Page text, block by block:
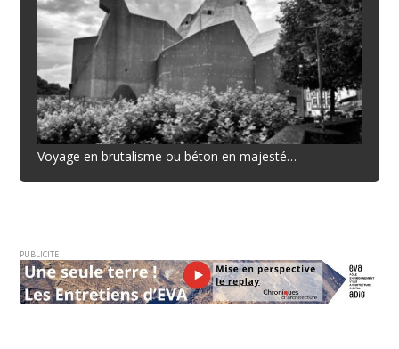
Voyage en brutalisme ou béton en majesté…
PUBLICITE